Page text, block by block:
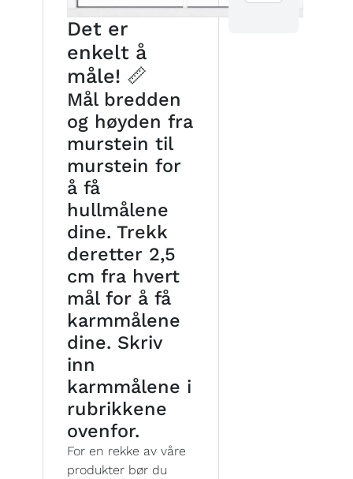
Det er
enkelt å
måle! 📏
Mål bredden
og høyden fra
murstein til
murstein for
å få
hullmålene
dine. Trekk
deretter 2,5
cm fra hvert
mål for å få
karmmålene
dine. Skriv
inn
karmmålene i
rubrikkene
ovenfor.
For en rekke av våre
produkter bør du